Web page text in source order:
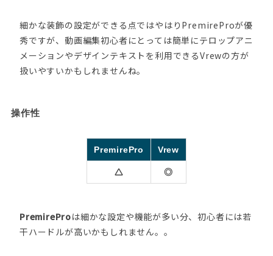
細かな装飾の設定ができる点ではやはりPremireProが優
秀ですが、動画編集初心者にとっては簡単にテロップアニ
メーションやデザインテキストを利用できるVrewの方が
扱いやすいかもしれませんね。
操作性
PremirePro Vrew
◎
PremireProは細かな設定や機能が多い分、初心者には若
干ハードルが高いかもしれません。。